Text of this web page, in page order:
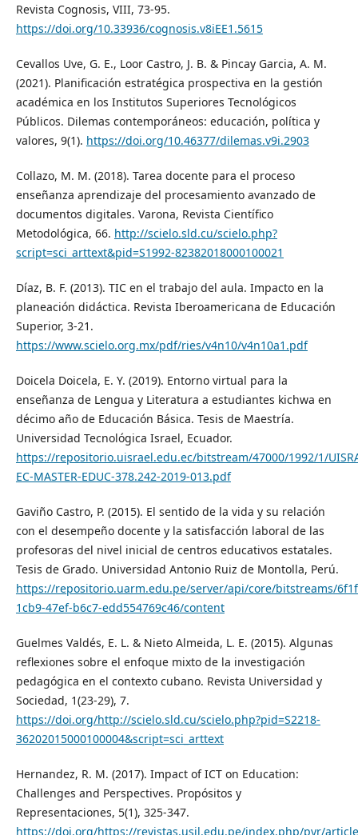
Revista Cognosis, VIII, 73-95.
https://doi.org/10.33936/cognosis.v8iEE1.5615
Cevallos Uve, G. E., Loor Castro, J. B. & Pincay Garcia, A. M.
(2021). Planificación estratégica prospectiva en la gestión
académica en los Institutos Superiores Tecnológicos
Públicos. Dilemas contemporáneos: educación, política y
valores, 9(1). https://doi.org/10.46377/dilemas.v9i.2903
Collazo, M. M. (2018). Tarea docente para el proceso
enseñanza aprendizaje del procesamiento avanzado de
documentos digitales. Varona, Revista Científico
Metodológica, 66. http://scielo.sld.cu/scielo.php?
script=sci_arttext&pid=S1992-82382018000100021
Díaz, B. F. (2013). TIC en el trabajo del aula. Impacto en la
planeación didáctica. Revista Iberoamericana de Educación
Superior, 3-21.
https://www.scielo.org.mx/pdf/ries/v4n10/v4n10a1.pdf
Doicela Doicela, E. Y. (2019). Entorno virtual para la
enseñanza de Lengua y Literatura a estudiantes kichwa en
décimo año de Educación Básica. Tesis de Maestría.
Universidad Tecnológica Israel, Ecuador.
https://repositorio.uisrael.edu.ec/bitstream/47000/1992/1/
EC-MASTER-EDUC-378.242-2019-013.pdf
Gaviño Castro, P. (2015). El sentido de la vida y su relación
con el desempeño docente y la satisfacción laboral de las
profesoras del nivel inicial de centros educativos estatales.
Tesis de Grado. Universidad Antonio Ruiz de Montolla, Perú.
https://repositorio.uarm.edu.pe/server/api/core/bitstreams/
1cb9-47ef-b6c7-edd554769c46/content
Guelmes Valdés, E. L. & Nieto Almeida, L. E. (2015). Algunas
reflexiones sobre el enfoque mixto de la investigación
pedagógica en el contexto cubano. Revista Universidad y
Sociedad, 1(23-29), 7.
https://doi.org/http://scielo.sld.cu/scielo.php?pid=S2218-
36202015000100004&script=sci_arttext
Hernandez, R. M. (2017). Impact of ICT on Education:
Challenges and Perspectives. Propósitos y
Representaciones, 5(1), 325-347.
https://doi.org/https://revistas.usil.edu.pe/index.php/pyr/